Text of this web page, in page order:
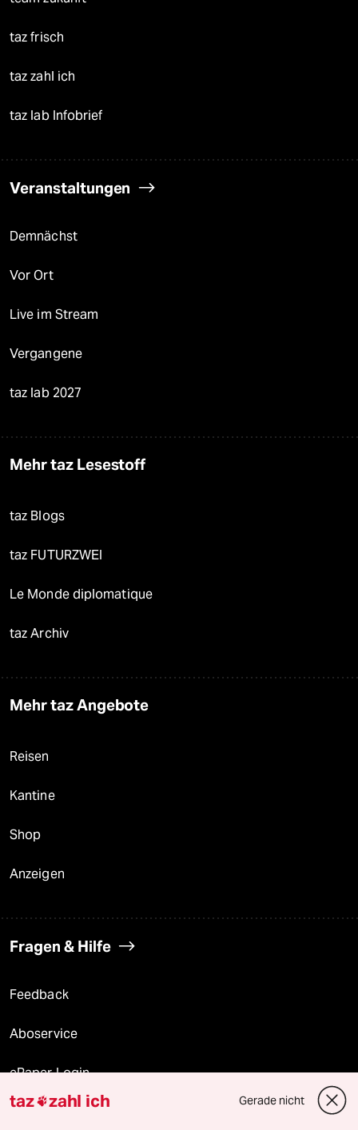
taz frisch
taz zahl ich
taz lab Infobrief
Veranstaltungen
Demnächst
Vor Ort
Live im Stream
Vergangene
taz lab 2027
Mehr taz Lesestoff
taz Blogs
taz FUTURZWEI
Le Monde diplomatique
taz Archiv
Mehr taz Angebote
Reisen
Kantine
Shop
Anzeigen
Fragen & Hilfe
Feedback
Aboservice
ePaper Login
Downloads für Abonnierende
taz zahl ich Gerade nicht